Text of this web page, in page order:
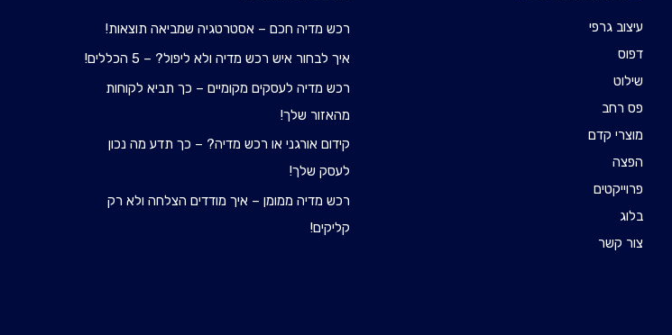
עיצוב גרפי
דפוס
שילוט
פס רחב
מוצרי קדם
הפצה
פרוייקטים
בלוג
צור קשר
רכש מדיה חכם – אסטרטגיה שמביאה תוצאות!
איך לבחור איש רכש מדיה ולא ליפול? – 5 הכללים!
רכש מדיה לעסקים מקומיים – כך תביא לקוחות
מהאזור שלך!
קידום אורגני או רכש מדיה? – כך תדע מה נכון
לעסק שלך!
רכש מדיה ממומן – איך מודדים הצלחה ולא רק
קליקים!